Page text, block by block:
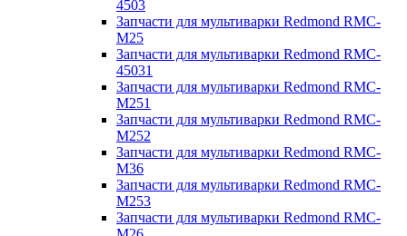
4503
Запчасти для мультиварки Redmond RMC-
M25
Запчасти для мультиварки Redmond RMC-
45031
Запчасти для мультиварки Redmond RMC-
M251
Запчасти для мультиварки Redmond RMC-
M252
Запчасти для мультиварки Redmond RMC-
M36
Запчасти для мультиварки Redmond RMC-
M253
Запчасти для мультиварки Redmond RMC-